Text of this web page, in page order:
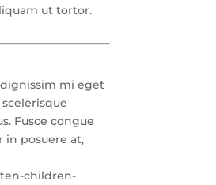
ut tortor.
mi eget
Fusce congue
in posuere at,